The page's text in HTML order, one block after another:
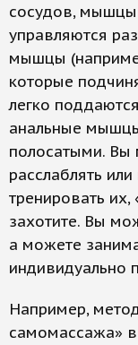
сосудов, мышцы
управляются
мышцы
которые
легко
анальные
полосатыми.
расслаблять
тренировать их,
захотите. Вы
а можете
индивидуально
Например,
самомассажа»